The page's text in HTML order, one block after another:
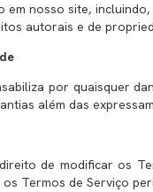
nosso site,
autorais e de
por quaisquer
além das
de modificar os
Termos de Serviço